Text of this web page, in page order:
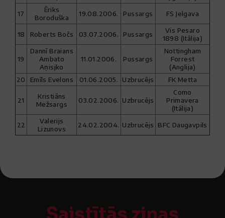
17
Ēriks
Boroduška
19.08.2006. Pussargs FS Jelgava
18 Roberts Bočs 03.07.2006. Pussargs
Vis Pesaro
1898 (Itālija)
19
Dannī Braians
Ambato
Aņisjko
11.01.2006. Pussargs
Nottingham
Forrest
(Anglija)
20
Emīls Evelons 01.06.2005. Uzbrucējs FK Metta
21
Kristiāns
Mežsargs
03.02.2006. Uzbrucējs
Como
Primavera
(Itālija)
22
Valerijs
Lizunovs
24.02.2004. Uzbrucējs BFC Daugavpils